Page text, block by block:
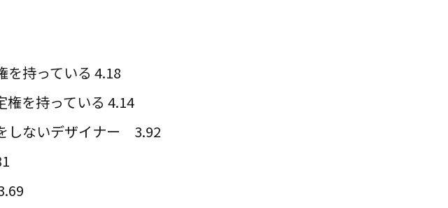
を持っている 4.18
権を持っている 4.14
しないデザイナー 3.92